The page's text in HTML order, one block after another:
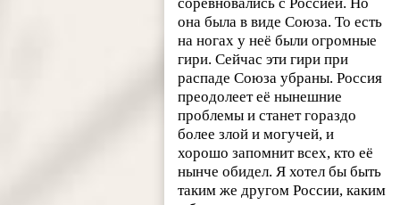
соревновались с Россией. Но
она была в виде Союза. То есть
на ногах у неё были огромные
гири. Сейчас эти гири при
распаде Союза убраны. Россия
преодолеет её нынешние
проблемы и станет гораздо
более злой и могучей, и
хорошо запомнит всех, кто её
нынче обидел. Я хотел бы быть
таким же другом России, каким